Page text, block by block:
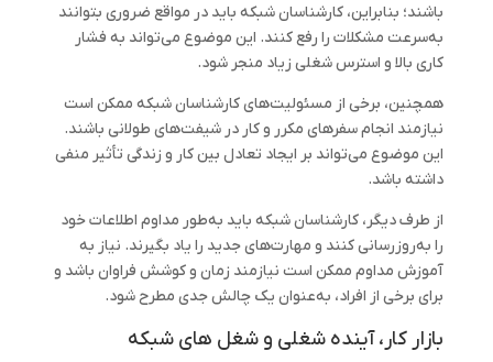
باشند؛ بنابراین، کارشناسان شبکه باید در مواقع ضروری بتوانند
به‌سرعت مشکلات را رفع کنند. این موضوع می‌تواند به فشار
کاری بالا و استرس شغلی زیاد منجر شود.
همچنین، برخی از مسئولیت‌های کارشناسان شبکه ممکن است
نیازمند انجام سفرهای مکرر و کار در شیفت‌های طولانی باشند.
این موضوع می‌تواند بر ایجاد تعادل بین کار و زندگی تأثیر منفی
داشته باشد.
از طرف دیگر، کارشناسان شبکه باید به‌طور مداوم اطلاعات خود
را به‌روزرسانی کنند و مهارت‌های جدید را یاد بگیرند. نیاز به
آموزش مداوم ممکن است نیازمند زمان و کوشش فراوان باشد و
برای برخی از افراد، به‌عنوان یک چالش جدی مطرح شود.
بازار کار، آینده شغلی و شغل های شبکه